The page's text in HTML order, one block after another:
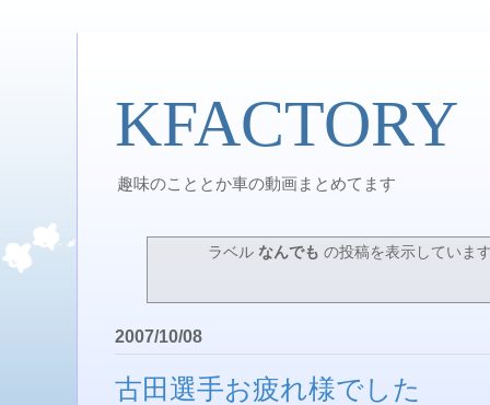
KFACTORY
趣味のこととか車の動画まとめてます
ラベル なんでも の投稿を表示していま
2007/10/08
古田選手お疲れ様でした